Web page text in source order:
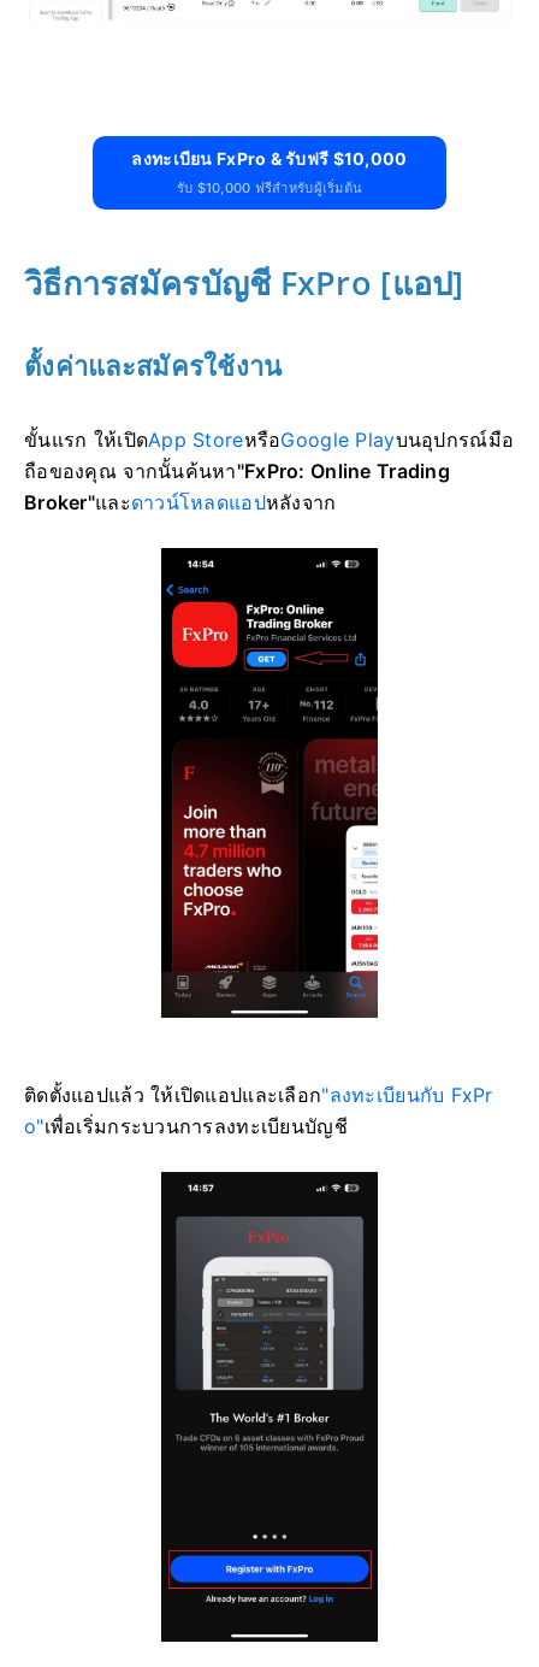
ลงทะเบียน FxPro & รับฟรี $10,000
รับ $10,000 ฟรีสำหรับผู้เริ่มต้น
วิธีการสมัครบัญชี FxPro [แอป]
ตั้งค่าและสมัครใช้งาน
ขั้นแรก ให้เปิดApp StoreหรือGoogle Playบนอุปกรณ์มือ
ถือของคุณ จากนั้นค้นหา"FxPro: Online Trading
Broker"และดาวน์โหลดแอปหลังจาก
ติดตั้งแอปแล้ว ให้เปิดแอปและเลือก"ลงทะเบียนกับ FxPr
o"เพื่อเริ่มกระบวนการลงทะเบียนบัญชี